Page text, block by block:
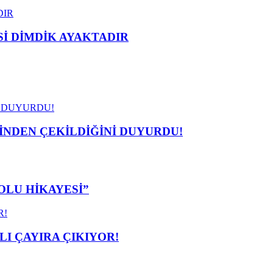
DİMDİK AYAKTADIR
ÇEKİLDİĞİNİ DUYURDU!
HİKAYESİ”
ÇAYIRA ÇIKIYOR!